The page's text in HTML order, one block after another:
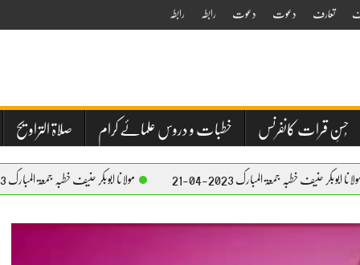
تعارف دعوت دعوت رابطہ رابطہ
حُسنِ قرات کانفرنس خطبات و دروس علمائے کرام صلاۃ التراویح
المبارک 2023-04-21 مولانا ابوبکر حنیف خطبہ جمعۃ المبارک 2023-04-21